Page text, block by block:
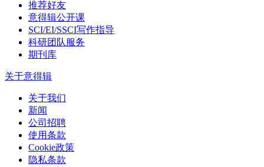
推荐好友
意得辑公开课
SCI/EI/SSCI写作指导
科研团队服务
期刊库
关于意得辑
关于我们
新闻
公司招聘
使用条款
Cookie政策
隐私条款